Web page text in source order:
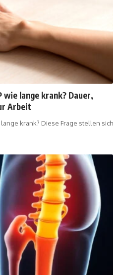
wie lange krank? Dauer,
Arbeit
krank? Diese Frage stellen sich